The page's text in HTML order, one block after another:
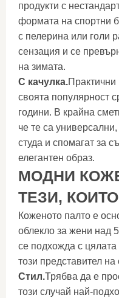
продукти с
формата на спортни
с пелерина или голи
сензация и се
на зимата.
С качулка.Практични
своята популярност
години. В крайна
че те са
студа и спомагат за
елегантен образ.
МОДНИ
ТЕЗИ, КОИТО
Коженото палто е
облекло за жени над
се подхожда с цялата
този представител
Стил.Трябва да е
този случай най-